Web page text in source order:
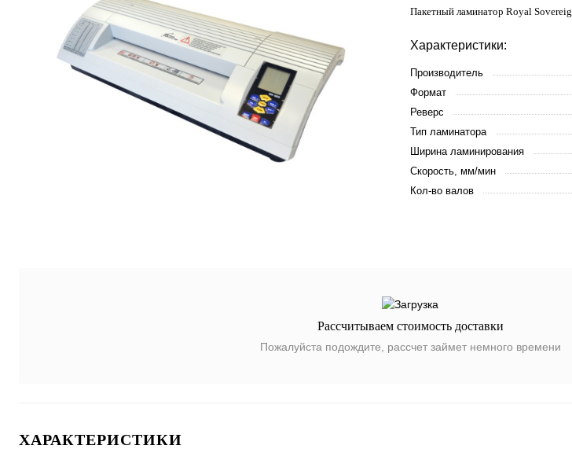
Пакетный ламинатор Royal
Характеристики:
Производитель
Формат
Реверс
Тип ламинатора
Ширина ламинирования
Скорость, мм/мин
Кол-во валов
Рассчитываем стоимость доставки
Пожалуйста подождите, рассчет займет немного времени
ХАРАКТЕРИСТИКИ